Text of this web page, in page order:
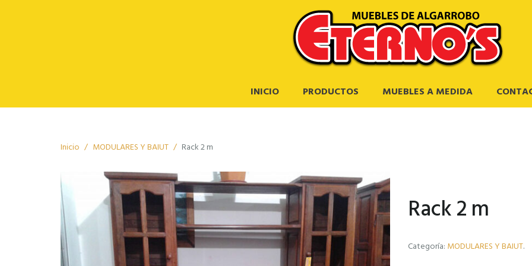
INICIO PRODUCTOS MUEBLES A MEDIDA
Inicio MODULARES Y BAIUT Rack 2 m
Rack 2 m
Categoría: MODULARES Y BAIUT.